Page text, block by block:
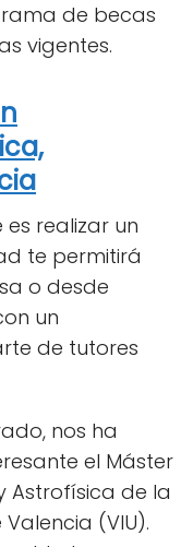
de becas
vigentes.
realizar un
te permitirá
o desde
un
de tutores
nos ha
el Máster
Astrofísica de la
(VIU).